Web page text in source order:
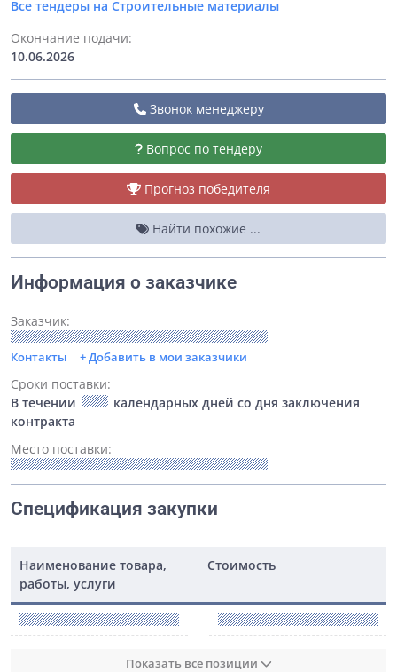
Все тендеры на Строительные материалы
Окончание подачи:
10.06.2026
Звонок менеджеру
Вопрос по тендеру
Прогноз победителя
Найти похожие ...
Информация о заказчике
Заказчик:
Контакты + Добавить в мои заказчики
Сроки поставки:
В течении
календарных дней со дня заключения
контракта
Место поставки:
Спецификация закупки
Наименование товара,
работы, услуги
Стоимость
Показать все позиции